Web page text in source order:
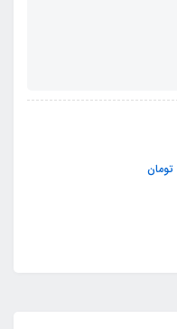
تومان